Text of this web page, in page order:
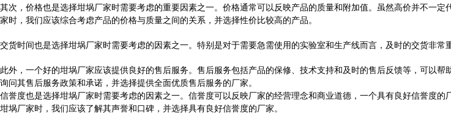
其次，价格也是选择坩埚厂家时需要考虑的重要因素之一。价格通常可以反映产品的质量和附加值。虽然高价并不一
家时，我们应该综合考虑产品的价格与质量之间的关系，并选择性价比较高的产品。
交货时间也是选择坩埚厂家时需要考虑的因素之一。特别是对于需要急需使用的实验室和生产线而言，及时的交货非
此外，一个好的坩埚厂家应该提供良好的售后服务。售后服务包括产品的保修、技术支持和及时的售后反馈等，可以
询问其售后服务政策和承诺，并选择提供全面优质售后服务的厂家。
信誉度也是选择坩埚厂家时需要考虑的因素之一。信誉度可以反映厂家的经营理念和商业道德，一个具有良好信誉度
坩埚厂家时，我们应该了解其声誉和口碑，并选择具有良好信誉度的厂家。